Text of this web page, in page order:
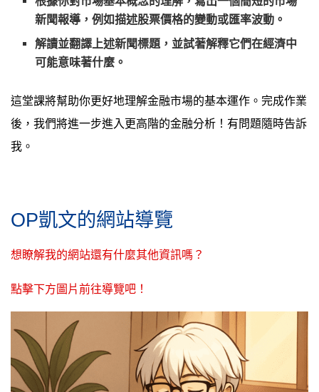
新聞報導，例如描述股票價格的變動或匯率波動。
解讀並翻譯上述新聞標題，並試著解釋它們在經濟中
可能意味著什麼。
這堂課將幫助你更好地理解金融市場的基本運作。完成作業
後，我們將進一步進入更高階的金融分析！有問題隨時告訴
我。
OP凱文的網站導覽
想瞭解我的網站還有什麼其他資訊嗎？
點擊下方圖片前往導覽吧！